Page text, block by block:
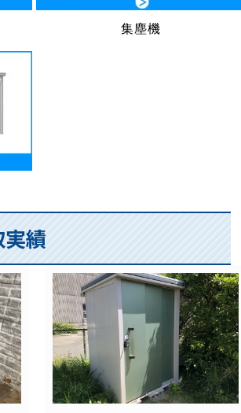
集塵機
績